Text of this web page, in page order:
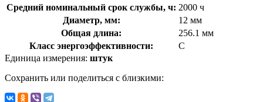
Средний номинальный срок службы, ч: 2000 ч
Диаметр, мм:
12 мм
Общая длина:
256.1 мм
Класс энергоэффективности:
C
Единица измерения: штук
Сохранить или поделиться с близкими: